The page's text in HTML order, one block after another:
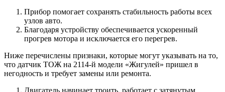
Прибор помогает сохранять стабильность работы всех
узлов авто.
Благодаря устройству обеспечивается ускоренный
прогрев мотора и исключается его перегрев.
Ниже перечислены признаки, которые могут указывать на то,
что датчик ТОЖ на 2114-й модели «Жигулей» пришел в
негодность и требует замены или ремонта.